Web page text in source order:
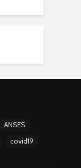
ANSES
covid19